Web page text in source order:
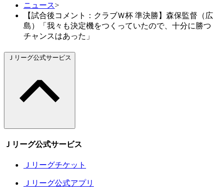
ニュース>
【試合後コメント：クラブＷ杯 準決勝】森保監督（広
島）「我々も決定機をつくっていたので、十分に勝つ
チャンスはあった」
Ｊリーグ公式サービス
Ｊリーグ公式サービス
Ｊリーグチケット
Ｊリーグ公式アプリ